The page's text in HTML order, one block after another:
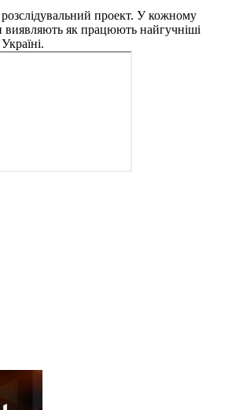
проект. У кожному
виявляють як працюють найгучніші